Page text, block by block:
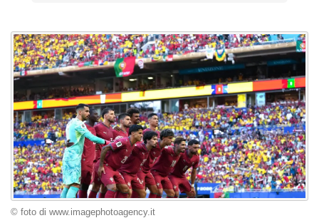
© foto di www.imagephotoagency.it